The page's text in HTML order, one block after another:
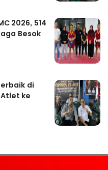
2026, 514
Besok
di
ke